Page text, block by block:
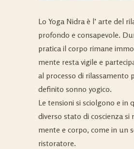
Lo Yoga Nidra è l’ arte del
profondo e consapevole.
pratica il corpo rimane
mente resta vigile e
al processo di rilassamento
definito sonno yogico.
Le tensioni si sciolgono e in
diverso stato di coscienza si
mente e corpo, come in un
ristoratore.